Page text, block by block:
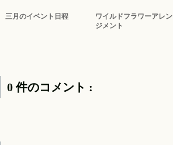
三月のイベント日程
ワイルドフラワーアレン
ジメント
0 件のコメント :